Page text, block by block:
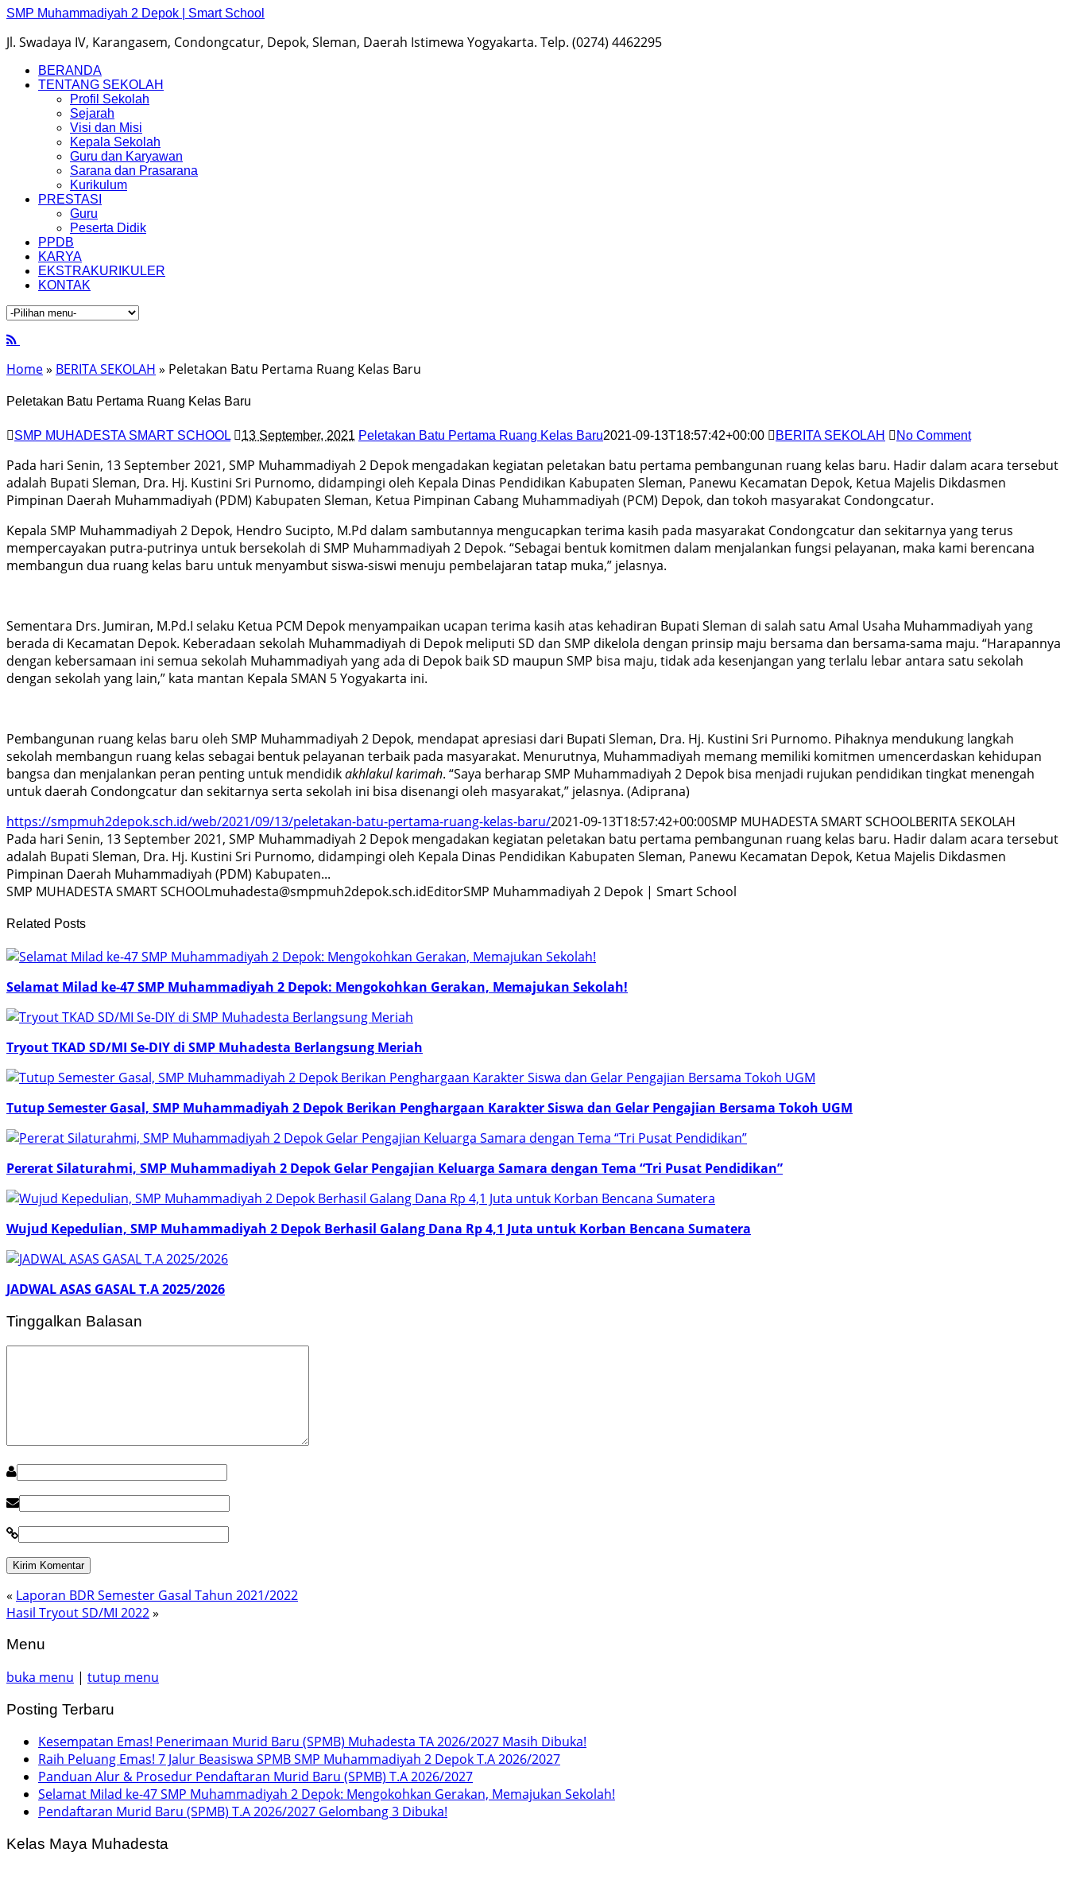
SMP Muhammadiyah 2 Depok | Smart School
Jl. Swadaya IV, Karangasem, Condongcatur, Depok, Sleman, Daerah Istimewa Yogyakarta. Telp. (0274) 4462295
BERANDA
TENTANG SEKOLAH
Profil Sekolah
Sejarah
Visi dan Misi
Kepala Sekolah
Guru dan Karyawan
Sarana dan Prasarana
Kurikulum
PRESTASI
Guru
Peserta Didik
PPDB
KARYA
EKSTRAKURIKULER
KONTAK
Home» BERITA SEKOLAH » Peletakan Batu Pertama Ruang Kelas Baru
Peletakan Batu Pertama Ruang Kelas Baru
SMP MUHADESTA SMART SCHOOL 13 September, 2021 Peletakan Batu Pertama Ruang Kelas Baru2021-09-13T18:57:42+00:00 BERITA SEKOLAH No Comment
Pada hari Senin, 13 September 2021, SMP Muhammadiyah 2 Depok mengadakan kegiatan peletakan batu pertama pembangunan ruang kelas baru. Hadir dalam acara tersebut
adalah Bupati Sleman, Dra. Hj. Kustini Sri Purnomo, didampingi oleh Kepala Dinas Pendidikan Kabupaten Sleman, Panewu Kecamatan Depok, Ketua Majelis Dikdasmen
Pimpinan Daerah Muhammadiyah (PDM) Kabupaten Sleman, Ketua Pimpinan Cabang Muhammadiyah (PCM) Depok, dan tokoh masyarakat Condongcatur.
Kepala SMP Muhammadiyah 2 Depok, Hendro Sucipto, M.Pd dalam sambutannya mengucapkan terima kasih pada masyarakat Condongcatur dan sekitarnya yang terus
mempercayakan putra-putrinya untuk bersekolah di SMP Muhammadiyah 2 Depok. “Sebagai bentuk komitmen dalam menjalankan fungsi pelayanan, maka kami berencana
membangun dua ruang kelas baru untuk menyambut siswa-siswi menuju pembelajaran tatap muka,” jelasnya.
Sementara Drs. Jumiran, M.Pd.I selaku Ketua PCM Depok menyampaikan ucapan terima kasih atas kehadiran Bupati Sleman di salah satu Amal Usaha Muhammadiyah yang
berada di Kecamatan Depok. Keberadaan sekolah Muhammadiyah di Depok meliputi SD dan SMP dikelola dengan prinsip maju bersama dan bersama-sama maju. “Harapannya
dengan kebersamaan ini semua sekolah Muhammadiyah yang ada di Depok baik SD maupun SMP bisa maju, tidak ada kesenjangan yang terlalu lebar antara satu sekolah
dengan sekolah yang lain,” kata mantan Kepala SMAN 5 Yogyakarta ini.
Pembangunan ruang kelas baru oleh SMP Muhammadiyah 2 Depok, mendapat apresiasi dari Bupati Sleman, Dra. Hj. Kustini Sri Purnomo. Pihaknya mendukung langkah
sekolah membangun ruang kelas sebagai bentuk pelayanan terbaik pada masyarakat. Menurutnya, Muhammadiyah memang memiliki komitmen umencerdaskan kehidupan
bangsa dan menjalankan peran penting untuk mendidikakhlakul karimah. “Saya berharap SMP Muhammadiyah 2 Depok bisa menjadi rujukan pendidikan tingkat menengah
untuk daerah Condongcatur dan sekitarnya serta sekolah ini bisa disenangi oleh masyarakat,” jelasnya. (Adiprana)
https://smpmuh2depok.sch.id/web/2021/09/13/peletakan-batu-pertama-ruang-kelas-baru/2021-09-13T18:57:42+00:00SMP MUHADESTA SMART SCHOOLBERITA SEKOLAH
Pada hari Senin, 13 September 2021, SMP Muhammadiyah 2 Depok mengadakan kegiatan peletakan batu pertama pembangunan ruang kelas baru. Hadir dalam acara tersebut
adalah Bupati Sleman, Dra. Hj. Kustini Sri Purnomo, didampingi oleh Kepala Dinas Pendidikan Kabupaten Sleman, Panewu Kecamatan Depok, Ketua Majelis Dikdasmen
Pimpinan Daerah Muhammadiyah (PDM) Kabupaten...
SMP MUHADESTASMART SCHOOLmuhadesta@smpmuh2depok.sch.idEditorSMP Muhammadiyah 2 Depok | Smart School
Related Posts
Selamat Milad ke-47 SMP Muhammadiyah 2 Depok: Mengokohkan Gerakan, Memajukan Sekolah!
Tryout TKAD SD/MI Se-DIY di SMP Muhadesta Berlangsung Meriah
Tutup Semester Gasal, SMP Muhammadiyah 2 Depok Berikan Penghargaan Karakter Siswa dan Gelar Pengajian Bersama Tokoh UGM
Pererat Silaturahmi, SMP Muhammadiyah 2 Depok Gelar Pengajian Keluarga Samara dengan Tema “Tri Pusat Pendidikan”
Wujud Kepedulian, SMP Muhammadiyah 2 Depok Berhasil Galang Dana Rp 4,1 Juta untuk Korban Bencana Sumatera
JADWAL ASAS GASAL T.A 2025/2026
Tinggalkan Balasan
« Laporan BDR Semester Gasal Tahun 2021/2022
Hasil Tryout SD/MI 2022»
Menu
buka menu | tutup menu
Posting Terbaru
Kesempatan Emas! Penerimaan Murid Baru (SPMB) Muhadesta TA 2026/2027 Masih Dibuka!
Raih Peluang Emas! 7 Jalur Beasiswa SPMB SMP Muhammadiyah 2 Depok T.A 2026/2027
Panduan Alur & Prosedur Pendaftaran Murid Baru (SPMB) T.A 2026/2027
Selamat Milad ke-47 SMP Muhammadiyah 2 Depok: Mengokohkan Gerakan, Memajukan Sekolah!
Pendaftaran Murid Baru (SPMB) T.A 2026/2027 Gelombang 3 Dibuka!
Kelas Maya Muhadesta